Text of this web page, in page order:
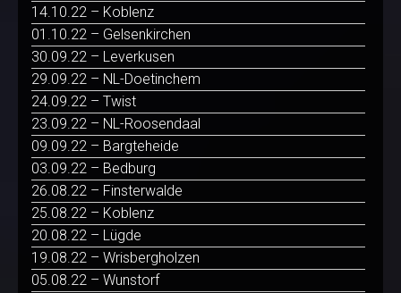
14.10.22 – Koblenz
01.10.22 – Gelsenkirchen
30.09.22 – Leverkusen
29.09.22 – NL-Doetinchem
24.09.22 – Twist
23.09.22 – NL-Roosendaal
09.09.22 – Bargteheide
03.09.22 – Bedburg
26.08.22 – Finsterwalde
25.08.22 – Koblenz
20.08.22 – Lügde
19.08.22 – Wrisbergholzen
05.08.22 – Wunstorf